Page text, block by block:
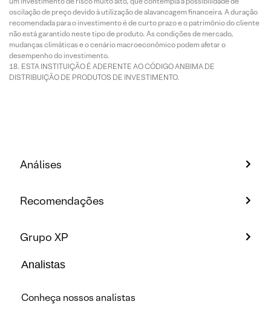
oscilação de preço devido à utilização de alavancagem financeira. A duração
recomendada para o investimento é de curto prazo e o patrimônio do cliente
não está garantido neste tipo de produto. As condições de mercado,
mudanças climáticas e o cenário macroeconômico podem afetar o
desempenho do investimento.
ESTA INSTITUIÇÃO É ADERENTE AO CÓDIGO ANBIMA DE
DISTRIBUIÇÃO DE PRODUTOS DE INVESTIMENTO.
Análises
Recomendações
Grupo XP
Analistas
Conheça nossos analistas